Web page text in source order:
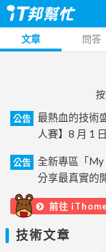
文章 問答
公告
最熱血的技術
人賽】8 月 1
公告
全新專區「My
分享最真實的
前往
技術文章